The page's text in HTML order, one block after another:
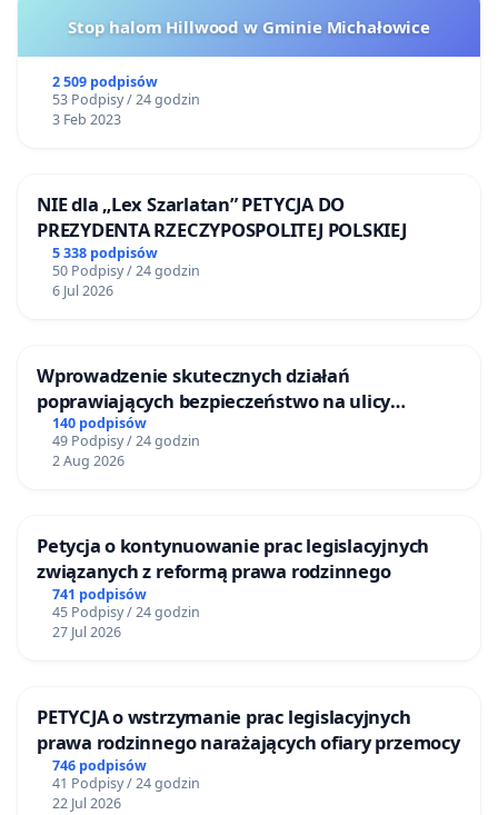
Stop halom Hillwood w Gminie Michałowice
2 509 podpisów
53 Podpisy / 24 godzin
3 Feb 2023
NIE dla „Lex Szarlatan” PETYCJA DO
PREZYDENTA RZECZYPOSPOLITEJ POLSKIEJ
5 338 podpisów
50 Podpisy / 24 godzin
6 Jul 2026
Wprowadzenie skutecznych działań
poprawiających bezpieczeństwo na ulicy
Żeromskiego w Otwocku
140 podpisów
49 Podpisy / 24 godzin
2 Aug 2026
Petycja o kontynuowanie prac legislacyjnych
związanych z reformą prawa rodzinnego
741 podpisów
45 Podpisy / 24 godzin
27 Jul 2026
PETYCJA o wstrzymanie prac legislacyjnych
prawa rodzinnego narażających ofiary przemocy
746 podpisów
41 Podpisy / 24 godzin
22 Jul 2026